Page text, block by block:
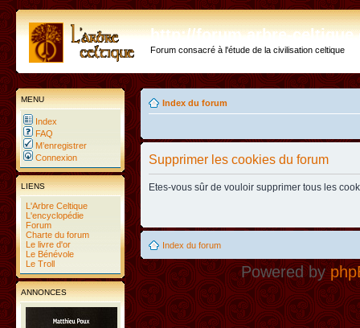
http://forum.arbre-
Forum consacré à l'étude de la civilisation celtique
MENU
Index
FAQ
M’enregistrer
Connexion
LIENS
L'Arbre Celtique
L'encyclopédie
Forum
Charte du forum
Le livre d'or
Le Bénévole
Le Troll
ANNONCES
Index du forum
Supprimer les cookies du forum
Etes-vous sûr de vouloir supprimer tous les
Index du forum
Powered by